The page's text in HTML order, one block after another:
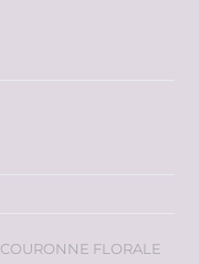
COURONNE FLORALE